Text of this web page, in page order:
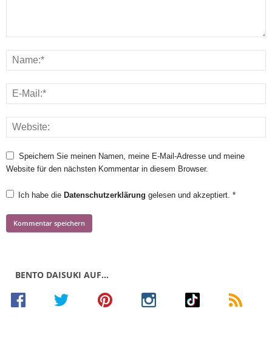
Speichern Sie meinen Namen, meine E-Mail-Adresse und meine
Website für den nächsten Kommentar in diesem Browser.
Ich habe die Datenschutzerklärung gelesen und akzeptiert. *
BENTO DAISUKI AUF…